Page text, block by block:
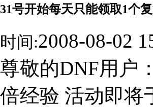
31号开始每天只能领取1个
时间:2008-08-02
尊敬的DNF用户
倍经验 活动即将